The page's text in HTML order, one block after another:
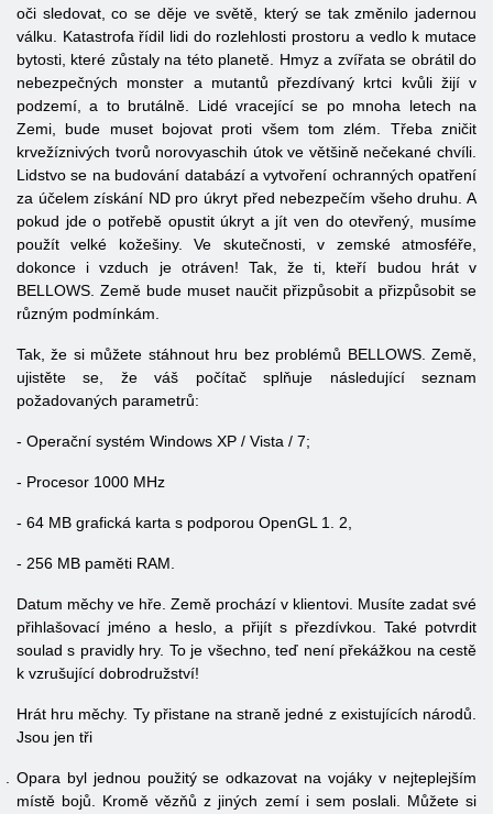
oči sledovat, co se děje ve světě, který se tak změnilo jadernou
válku. Katastrofa řídil lidi do rozlehlosti prostoru a vedlo k mutace
bytosti, které zůstaly na této planetě. Hmyz a zvířata se obrátil do
nebezpečných monster a mutantů přezdívaný krtci kvůli žijí v
podzemí, a to brutálně. Lidé vracející se po mnoha letech na
Zemi, bude muset bojovat proti všem tom zlém. Třeba zničit
krvežíznivých tvorů norovyaschih útok ve většině nečekané chvíli.
Lidstvo se na budování databází a vytvoření ochranných opatření
za účelem získání ND pro úkryt před nebezpečím všeho druhu. A
pokud jde o potřebě opustit úkryt a jít ven do otevřený, musíme
použít velké kožešiny. Ve skutečnosti, v zemské atmosféře,
dokonce i vzduch je otráven! Tak, že ti, kteří budou hrát v
BELLOWS. Země bude muset naučit přizpůsobit a přizpůsobit se
různým podmínkám.
Tak, že si můžete stáhnout hru bez problémů BELLOWS. Země,
ujistěte se, že váš počítač splňuje následující seznam
požadovaných parametrů:
- Operační systém Windows XP / Vista / 7;
- Procesor 1000 MHz
- 64 MB grafická karta s podporou OpenGL 1. 2,
- 256 MB paměti RAM.
Datum měchy ve hře. Země prochází v klientovi. Musíte zadat své
přihlašovací jméno a heslo, a přijít s přezdívkou. Také potvrdit
soulad s pravidly hry. To je všechno, teď není překážkou na cestě
k vzrušující dobrodružství!
Hrát hru měchy. Ty přistane na straně jedné z existujících národů.
Jsou jen tři
Opara byl jednou použitý se odkazovat na vojáky v nejteplejším
místě bojů. Kromě vězňů z jiných zemí i sem poslali. Můžete si